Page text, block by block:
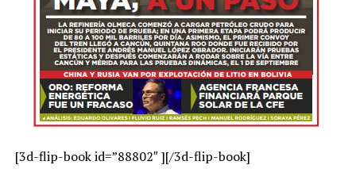
[3d-flip-book id=”88802″ ][/3d-flip-book]